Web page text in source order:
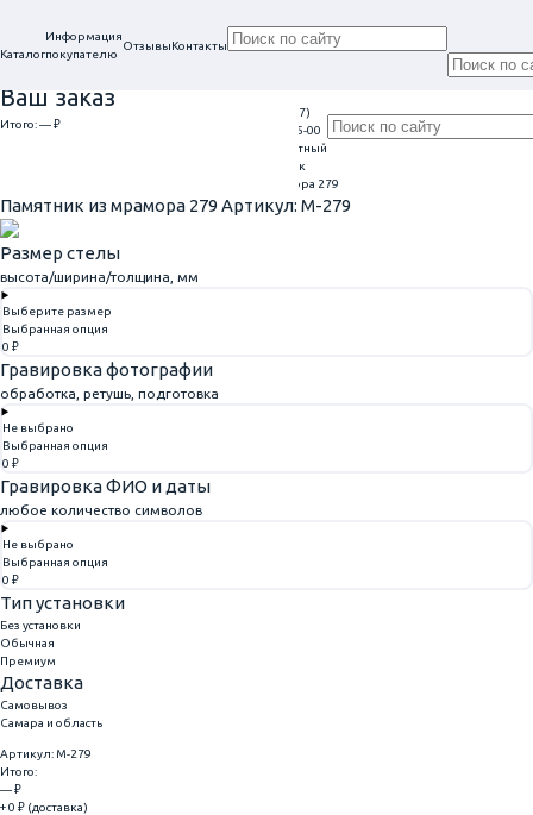
Каталог
Информация
покупателю
ОтзывыКонтакты
Ваш заказ
Итого:— ₽
Проконсультируем
+7 (917)
113-05-00
Обратный
звонок
Памятник из мрамора 279
Памятник из мрамора 279 Артикул: M-279
Размер стелы
высота/ширина/толщина, мм
Выберите размер
Выбранная опция
0 ₽
Гравировка фотографии
обработка, ретушь, подготовка
Не выбрано
Выбранная опция
0 ₽
Гравировка ФИО и даты
любое количество символов
Не выбрано
Выбранная опция
0 ₽
Тип установки
Без установки
Обычная
Премиум
Доставка
Самовывоз
Самара и область
Артикул: M-279
Итого:
— ₽
+ 0 ₽ (доставка)